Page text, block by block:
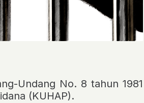
Undang No. 8 tahun 1981
(KUHAP).